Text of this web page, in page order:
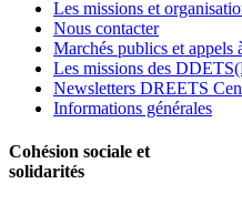
Les missions et
Nous contacter
Marchés publics et appels
Les missions des
Newsletters DREETS
Informations générales
Cohésion sociale et
solidarités